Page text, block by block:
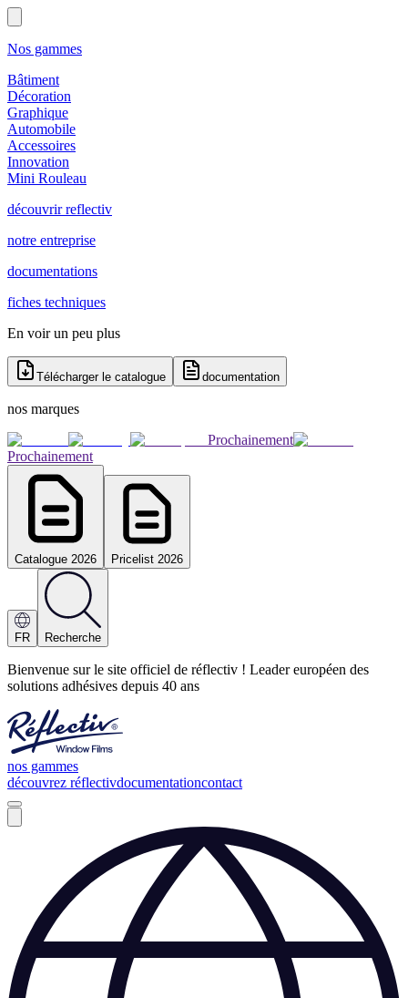
Nos gammes
Bâtiment
Décoration
Graphique
Automobile
Accessoires
Innovation
Mini Rouleau
découvrir reflectiv
notre entreprise
documentations
fiches techniques
En voir un peu plus
Télécharger le catalogue documentation
nos marques
Prochainement
Prochainement
Catalogue 2026 Pricelist 2026
FR Recherche
Bienvenue sur le site officiel de réflectiv ! Leader européen des
solutions adhésives depuis 40 ans
nos gammes
découvrez réflectivdocumentationcontact